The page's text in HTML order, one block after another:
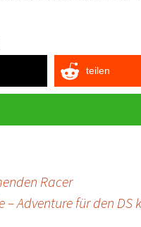
teilen
Racer
– Adventure für den DS